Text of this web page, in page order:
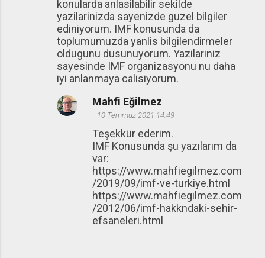
konularda anlasilabilir sekilde
yazilarinizda sayenizde guzel bilgiler
ediniyorum. IMF konusunda da
toplumumuzda yanlis bilgilendirmeler
oldugunu dusunuyorum. Yazilariniz
sayesinde IMF organizasyonu nu daha
iyi anlanmaya calisiyorum.
Mahfi Eğilmez
10 Temmuz 2021 14:49
Teşekkür ederim.
IMF Konusunda şu yazılarım da
var:
https://www.mahfiegilmez.com
/2019/09/imf-ve-turkiye.html
https://www.mahfiegilmez.com
/2012/06/imf-hakkndaki-sehir-
efsaneleri.html